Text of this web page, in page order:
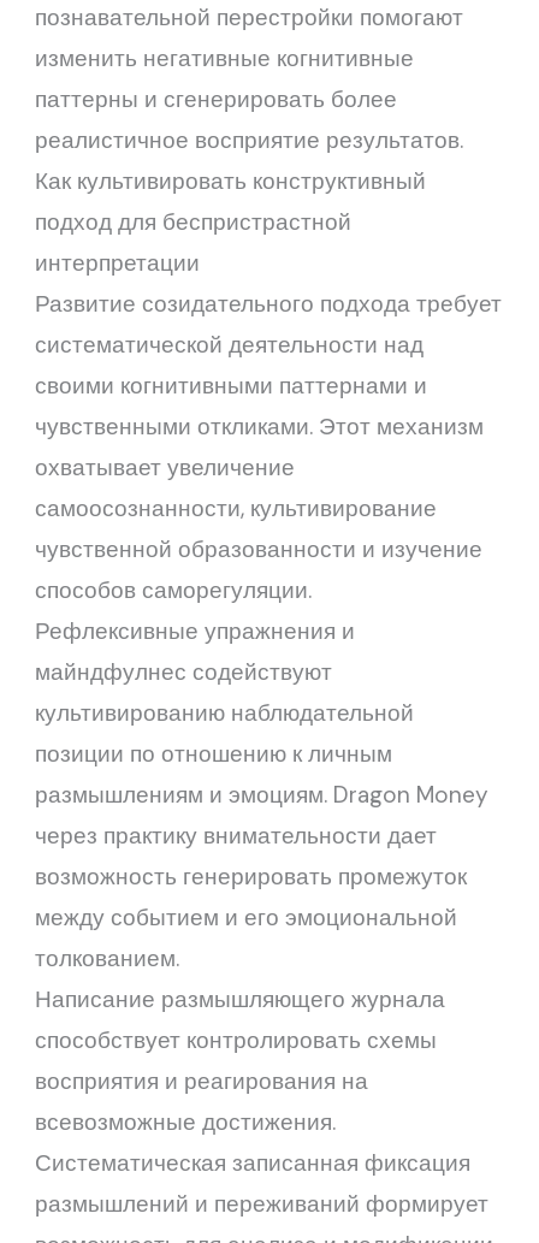
познавательной перестройки помогают
изменить негативные когнитивные
паттерны и сгенерировать более
реалистичное восприятие результатов.
Как культивировать конструктивный
подход для беспристрастной
интерпретации
Развитие созидательного подхода требует
систематической деятельности над
своими когнитивными паттернами и
чувственными откликами. Этот механизм
охватывает увеличение
самоосознанности, культивирование
чувственной образованности и изучение
способов саморегуляции.
Рефлексивные упражнения и
майндфулнес содействуют
культивированию наблюдательной
позиции по отношению к личным
размышлениям и эмоциям. Dragon Money
через практику внимательности дает
возможность генерировать промежуток
между событием и его эмоциональной
толкованием.
Написание размышляющего журнала
способствует контролировать схемы
восприятия и реагирования на
всевозможные достижения.
Систематическая записанная фиксация
размышлений и переживаний формирует